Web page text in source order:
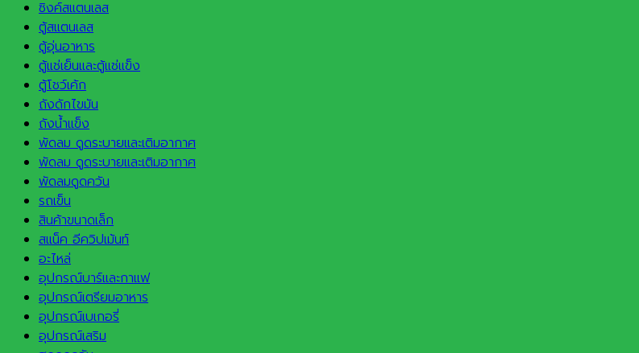
ซิงค์สแตนเลส
ตู้สแตนเลส
ตู้อุ่นอาหาร
ตู้แช่เย็นและตู้แช่แข็ง
ตู้โชว์เค้ก
ถังดักไขมัน
ถังน้ำแข็ง
พัดลม ดูดระบายและเติมอากาศ
พัดลม ดูดระบายและเติมอากาศ
พัดลมดูดควัน
รถเข็น
สินค้าขนาดเล็ก
สแน็ค อีควิปเม้นท์
อะไหล่
อุปกรณ์บาร์และกาแฟ
อุปกรณ์เตรียมอาหาร
อุปกรณ์เบเกอรี่
อุปกรณ์เสริม